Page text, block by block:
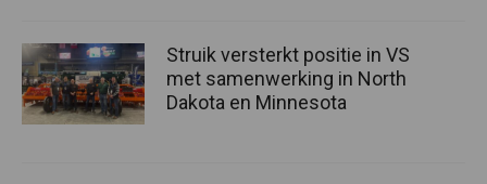
Struik versterkt positie in VS
met samenwerking in North
Dakota en Minnesota